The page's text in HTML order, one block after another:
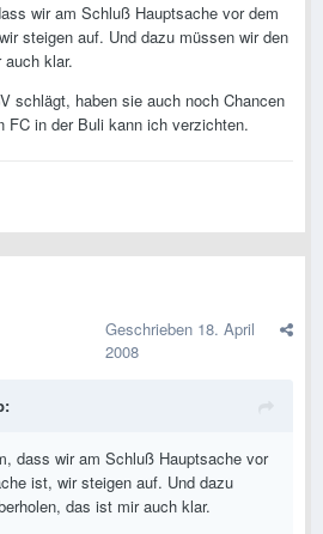
wir am Schluß Hauptsache vor dem
steigen auf. Und dazu müssen wir den
klar.
schlägt, haben sie auch noch Chancen
FC in der Buli kann ich verzichten.
Geschrieben 18. April
2008
dass wir am Schluß Hauptsache vor
ist, wir steigen auf. Und dazu
das ist mir auch klar.